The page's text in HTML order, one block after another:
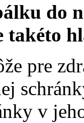
do
takéto
pre
v